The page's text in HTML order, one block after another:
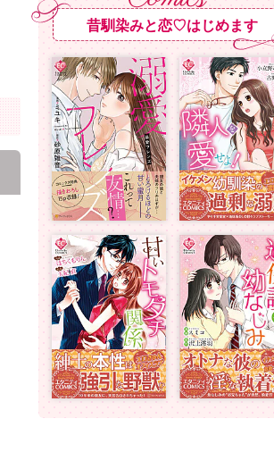
昔馴染みと恋♡はじめます